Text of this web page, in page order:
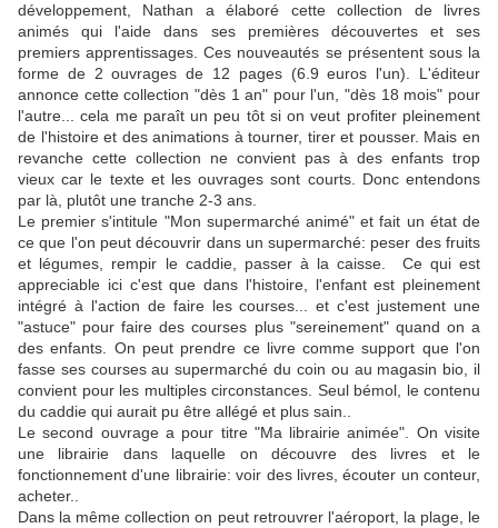
développement, Nathan a élaboré cette collection de livres
animés qui l'aide dans ses premières découvertes et ses
premiers apprentissages. Ces nouveautés se présentent sous la
forme de 2 ouvrages de 12 pages (6.9 euros l'un). L'éditeur
annonce cette collection "dès 1 an" pour l'un, "dès 18 mois" pour
l'autre... cela me paraît un peu tôt si on veut profiter pleinement
de l'histoire et des animations à tourner, tirer et pousser. Mais en
revanche cette collection ne convient pas à des enfants trop
vieux car le texte et les ouvrages sont courts. Donc entendons
par là, plutôt une tranche 2-3 ans.
Le premier s'intitule "Mon supermarché animé" et fait un état de
ce que l'on peut découvrir dans un supermarché: peser des fruits
et légumes, rempir le caddie, passer à la caisse. Ce qui est
appreciable ici c'est que dans l'histoire, l'enfant est pleinement
intégré à l'action de faire les courses... et c'est justement une
"astuce" pour faire des courses plus "sereinement" quand on a
des enfants. On peut prendre ce livre comme support que l'on
fasse ses courses au supermarché du coin ou au magasin bio, il
convient pour les multiples circonstances. Seul bémol, le contenu
du caddie qui aurait pu être allégé et plus sain..
Le second ouvrage a pour titre "Ma librairie animée". On visite
une librairie dans laquelle on découvre des livres et le
fonctionnement d'une librairie: voir des livres, écouter un conteur,
acheter..
Dans la même collection on peut retrouvrer l'aéroport, la plage, le